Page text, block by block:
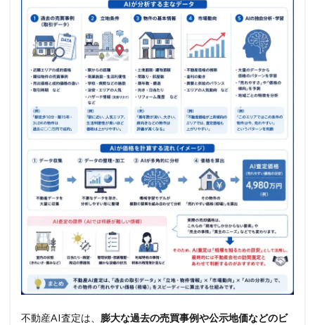
不動産AI査定は、 膨大な過去の売買事例や公示地価などのビ